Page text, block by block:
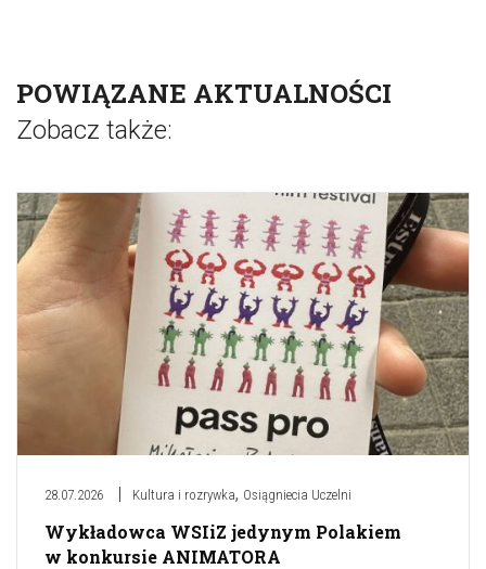
POWIĄZANE AKTUALNOŚCI
Zobacz także:
28.07.2026 Kultura i rozrywka, Osiągniecia Uczelni
Wykładowca WSIiZ jedynym Polakiem
w konkursie ANIMATORA